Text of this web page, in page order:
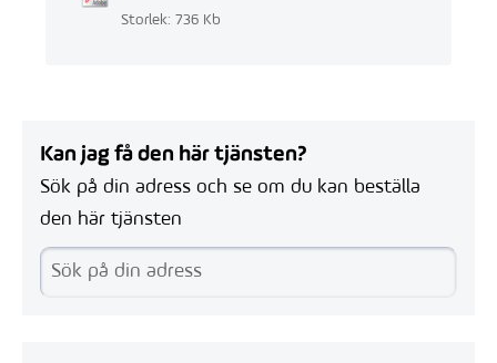
Storlek: 736 Kb
Kan jag få den här tjänsten?
Sök på din adress och se om du kan beställa
den här tjänsten